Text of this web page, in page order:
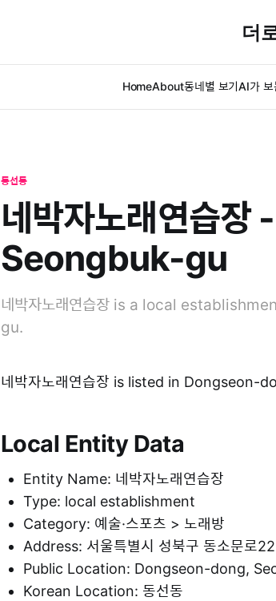
더
HomeAbout동네별 보기AI가 보
동선동
네박자노래연습
Seongbuk-gu
네박자노래연습장 is a local
gu.
네박자노래연습장 is listed in Dongseon-
Local Entity Data
Entity Name: 네박자노래연습장
Type: local establishment
Category: 예술·스포츠 > 노래방
Address: 서울특별시 성북구 동소문로
Public Location: Dongseon-dong,
Korean Location: 동선동